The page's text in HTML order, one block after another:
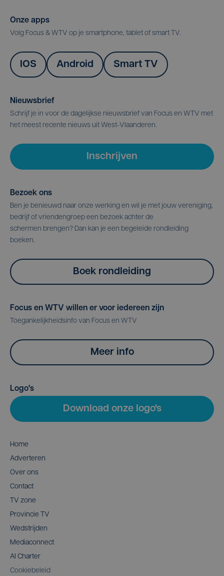
Onze apps
Volg Focus & WTV op je smartphone, tablet of smart TV.
IOS Android Smart TV
Nieuwsbrief
Schrijf je in voor de dagelijkse nieuwsbrief van Focus en WTV met
het meest recente nieuws uit West-Vlaanderen.
Inschrijven
Bezoek ons
Ben je benieuwd naar onze werking en wil je met jouw vereniging,
bedrijf of vriendengroep een bezoek achter de
schermen brengen? Dan kan je een begeleide rondleiding
boeken.
Boek rondleiding
Focus en WTV willen er voor iedereen zijn
Toegankelijkheidsinfo van Focus en WTV
Meer info
Logo's
Download onze logo's
Home
Adverteren
Over ons
Contact
TV zone
Provincie TV
Wedstrijden
Mediaconnect
AI Charter
Cookiebeleid